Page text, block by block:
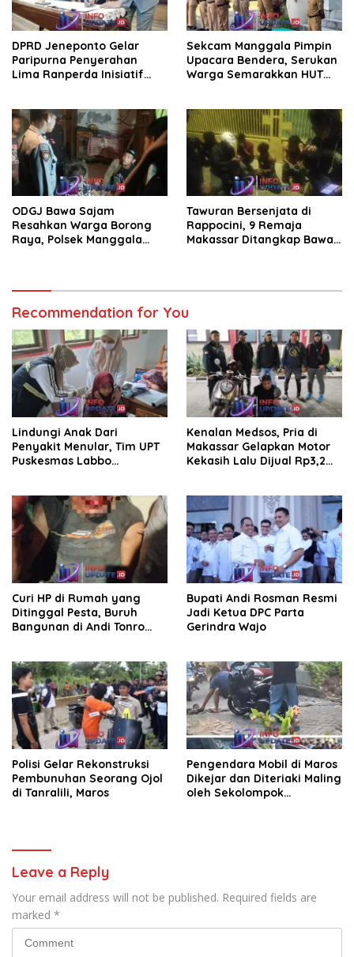
DPRD Jeneponto Gelar
Paripurna Penyerahan
Lima Ranperda Inisiatif
2025
Sekcam Manggala Pimpin
Upacara Bendera, Serukan
Warga Semarakkan HUT
ODGJ Bawa Sajam
Resahkan Warga Borong
Raya, Polsek Manggala
Tawuran Bersenjata di
Rappocini, 9 Remaja
Makassar Ditangkap Bawa
Recommendation for You
Lindungi Anak Dari
Penyakit Menular, Tim UPT
Puskesmas Labbo
Kenalan Medsos, Pria di
Makassar Gelapkan Motor
Kekasih Lalu Dijual Rp3,2
Curi HP di Rumah yang
Ditinggal Pesta, Buruh
Bangunan di Andi Tonro
Bupati Andi Rosman Resmi
Jadi Ketua DPC Parta
Gerindra Wajo
Polisi Gelar Rekonstruksi
Pembunuhan Seorang Ojol
di Tanralili, Maros
Pengendara Mobil di Maros
Dikejar dan Diteriaki Maling
oleh Sekolompok
Leave a Reply
Your email address will not be published. Required fields are
marked *